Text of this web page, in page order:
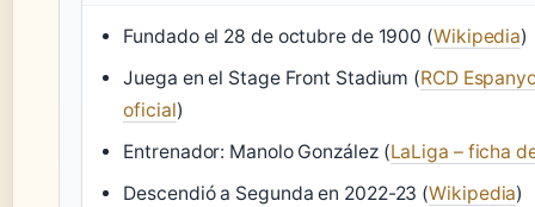
Fundado el 28 de octubre de 1900 (Wikipedia)
Juega en el Stage Front Stadium (RCD
oficial)
Entrenador: Manolo González (LaLiga – ficha
Descendió a Segunda en 2022-23 (Wikipedia)